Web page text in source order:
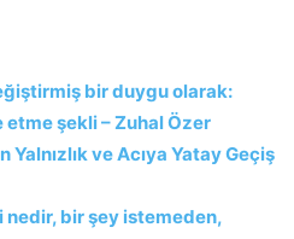
bir duygu olarak:
şekli – Zuhal Özer
ve Acıya Yatay Geçiş
bir şey istemeden,